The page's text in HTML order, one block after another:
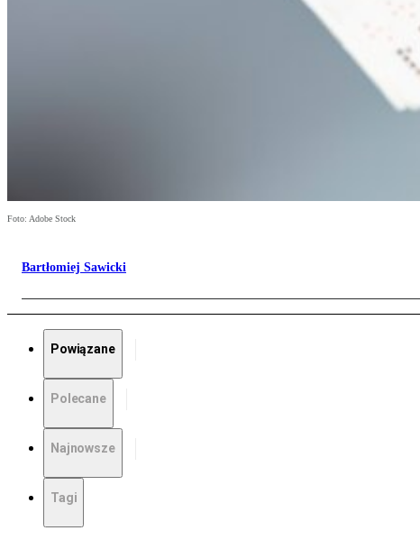
Foto: Adobe Stock
Bartłomiej Sawicki
Powiązane
Polecane
Najnowsze
Tagi